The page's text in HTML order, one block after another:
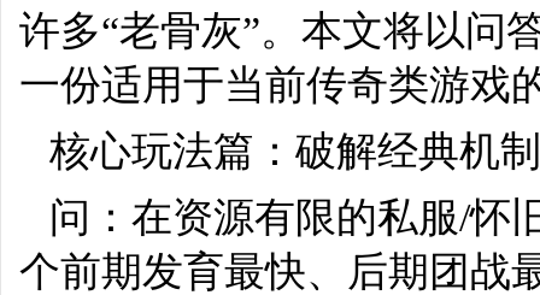
许多“老骨灰”。本文将以问
一份适用于当前传奇类游戏
核心玩法篇：破解经典机
问：在资源有限的私服/怀
个前期发育最快、后期团战